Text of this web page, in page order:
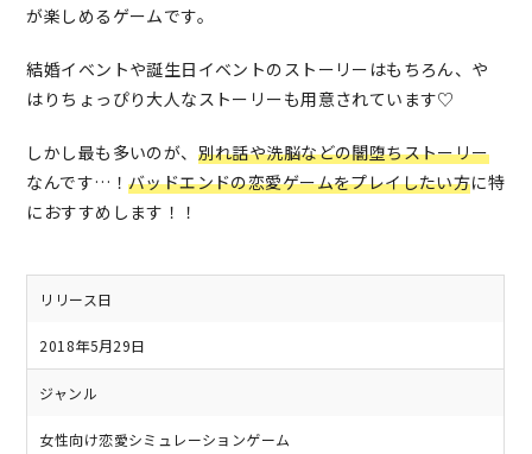
が楽しめるゲームです。
結婚イベントや誕生日イベントのストーリーはもちろん、や
はりちょっぴり大人なストーリーも用意されています♡
しかし最も多いのが、 別れ話や洗脳などの闇堕ちストーリー
なんです…！ バッドエンドの恋愛ゲームをプレイしたい方に特
におすすめします！！
リリース日
2018年5月29日
ジャンル
女性向け恋愛シミュレーションゲーム